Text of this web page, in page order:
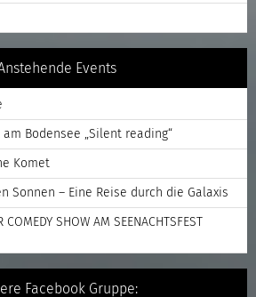
Events
Bodensee „Silent reading“
Komet
Sonnen – Eine Reise durch die Galaxis
SHOW AM SEENACHTSFEST
Facebook Gruppe: